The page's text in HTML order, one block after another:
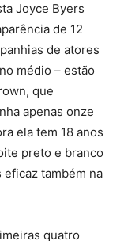
Joyce Byers
de 12
de atores
médio – estão
que
apenas onze
ela tem 18 anos
preto e branco
eficaz também na
quatro